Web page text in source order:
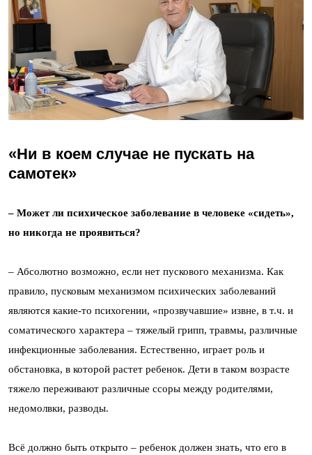
«Ни в коем случае не пускать на
самотек»
– Может ли психическое заболевание в человеке «сидеть»,
но никогда не проявиться?
– Абсолютно возможно, если нет пускового механизма. Как
правило, пусковым механизмом психических заболеваний
являются какие-то психогении, «прозвучавшие» извне, в т.ч. и
соматического характера – тяжелый грипп, травмы, различные
инфекционные заболевания. Естественно, играет роль и
обстановка, в которой растет ребенок. Дети в таком возрасте
тяжело переживают различные ссоры между родителями,
недомолвки, разводы.
Всё должно быть открыто – ребенок должен знать, что его в